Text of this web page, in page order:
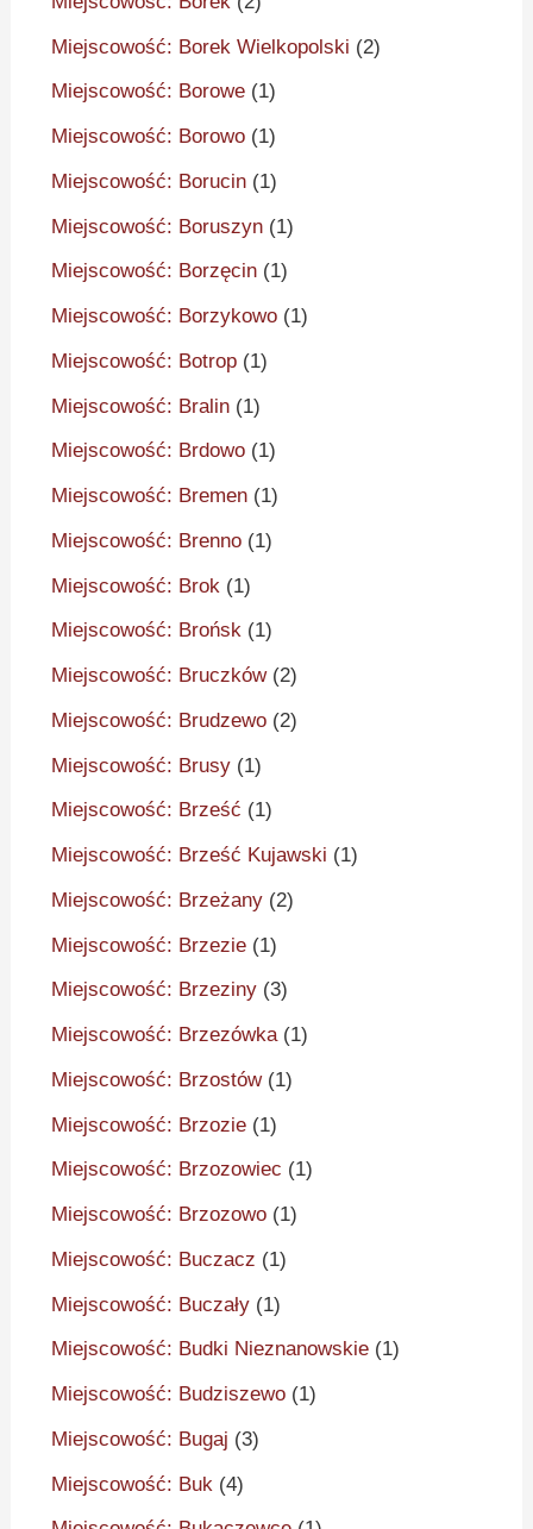
Miejscowość: Borek Wielkopolski (2)
Miejscowość: Borowe (1)
Miejscowość: Borowo (1)
Miejscowość: Borucin (1)
Miejscowość: Boruszyn (1)
Miejscowość: Borzęcin (1)
Miejscowość: Borzykowo (1)
Miejscowość: Botrop (1)
Miejscowość: Bralin (1)
Miejscowość: Brdowo (1)
Miejscowość: Bremen (1)
Miejscowość: Brenno (1)
Miejscowość: Brok (1)
Miejscowość: Brońsk (1)
Miejscowość: Bruczków(2)
Miejscowość: Brudzewo (2)
Miejscowość: Brusy (1)
Miejscowość: Brześć (1)
Miejscowość: Brześć Kujawski (1)
Miejscowość: Brzeżany (2)
Miejscowość: Brzezie (1)
Miejscowość: Brzeziny (3)
Miejscowość: Brzezówka(1)
Miejscowość: Brzostów(1)
Miejscowość: Brzozie (1)
Miejscowość: Brzozowiec (1)
Miejscowość: Brzozowo (1)
Miejscowość: Buczacz (1)
Miejscowość: Buczały (1)
Miejscowość: Budki Nieznanowskie (1)
Miejscowość: Budziszewo (1)
Miejscowość: Bugaj (3)
Miejscowość: Buk (4)